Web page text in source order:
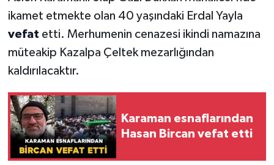
ikamet etmekte olan 40 yaşındaki Erdal Yayla
vefat etti. Merhumenin cenazesi ikindi namazına
müteakip Kazalpa Çeltek mezarlığından
kaldırılacaktır.
Karaman esnaflarından
Hasan Bircan vefat etti